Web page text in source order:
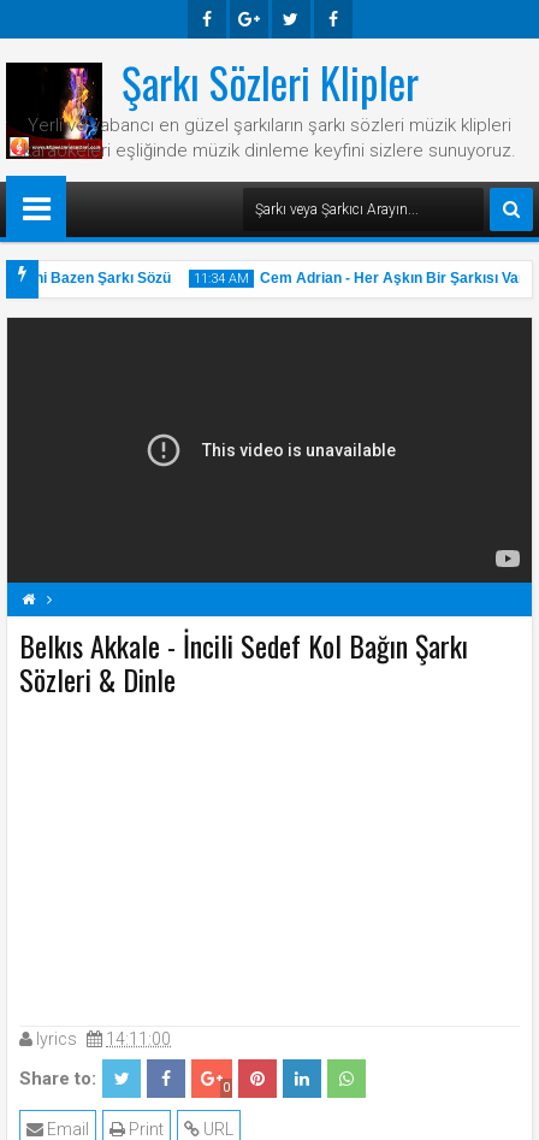
Ook E-
Plus
R Ook
Şarkı Sözleri Klipler
Yerli ve yabancı en güzel şarkıların şarkı sözleri müzik klipleri
karaokeleri eşliğinde müzik dinleme keyfini sizlere sunuyoruz.
Bazen Şarkı Sözü 11:34 AM
31 May
2025
Cem Adrian - Her Aşkın Bir Şarkısı Var
B Belkıs Akkale Şarkı Sözleri
İncili Sedef Kol Bağın Şarkı Sözleri
Şarkı Sözleri
Belkıs Akkale - İncili Sedef Kol Bağın Şarkı
Sözleri & Dinle
lyrics 14:11:00
Share to: 0
URL
Print
Email